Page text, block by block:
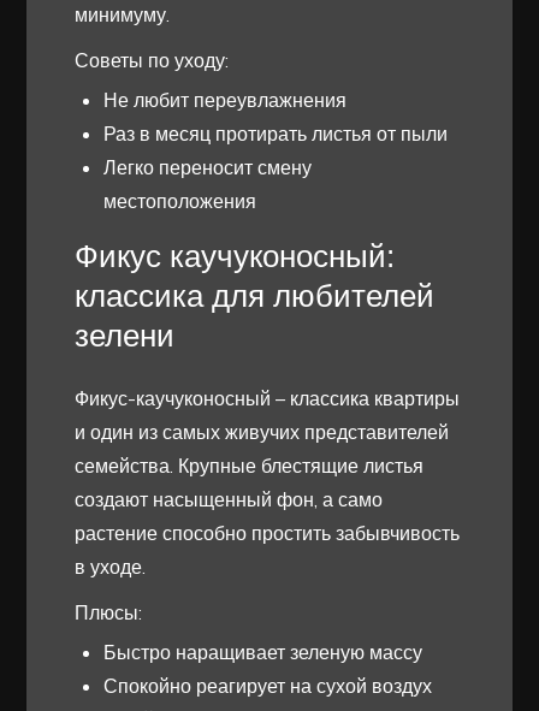
минимуму.
Советы по уходу:
Не любит переувлажнения
Раз в месяц протирать листья от пыли
Легко переносит смену
местоположения
Фикус каучуконосный:
классика для любителей
зелени
Фикус-каучуконосный – классика квартиры
и один из самых живучих представителей
семейства. Крупные блестящие листья
создают насыщенный фон, а само
растение способно простить забывчивость
в уходе.
Плюсы:
Быстро наращивает зеленую массу
Спокойно реагирует на сухой воздух